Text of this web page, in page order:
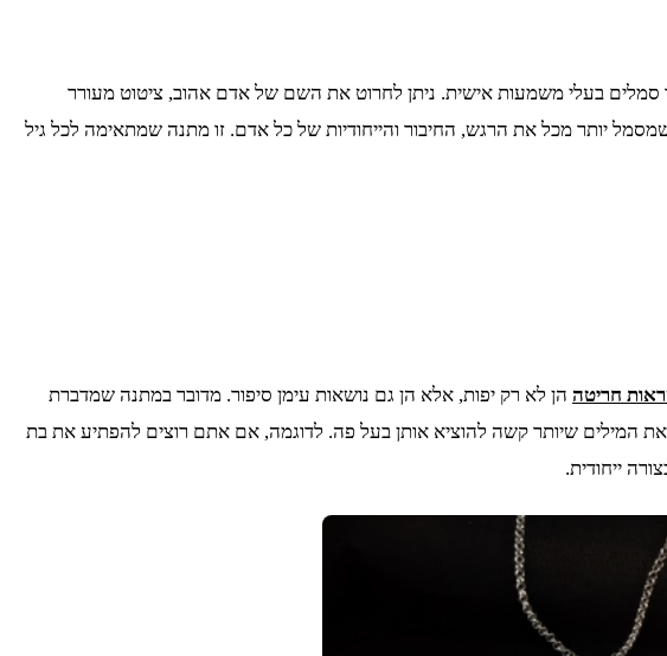
בעלי משמעות אישית. ניתן לחרוט את השם של אדם אהוב, ציטוט מעורר
יותר מכל את הרגש, החיבור והייחודיות של כל אדם. זו מתנה שמתאימה לכל גיל
חריטה הן לא רק יפות, אלא הן גם נושאות עימן סיפור. מדובר במתנה שמדברת
המילים שיותר קשה להוציא אותן בעל פה. לדוגמה, אם אתם רוצים להפתיע את בת
ייחודית.